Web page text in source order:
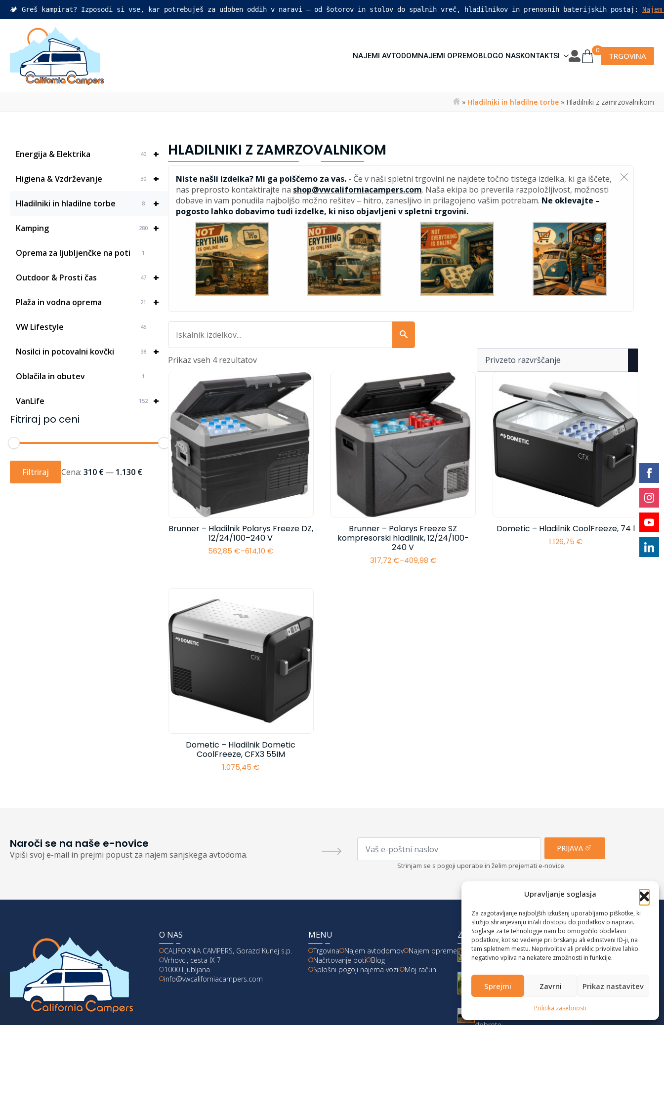
Upravljanje soglasja
Za zagotavljanje najboljših izkušenj uporabljamo piškotke, ki
služijo shranjevanju in/ali dostopu do podatkov o napravi.
Soglasje za te tehnologije nam bo omogočilo obdelavo
podatkov, kot so vedenje pri brskanju ali edinstveni ID-ji, na
tem spletnem mestu. Neprivolitev ali preklic privolitve lahko
negativno vpliva na nekatere zmožnosti in funkcije.
Sprejmi Zavrni Prikaz nastavitev
Politika zasebnosti
🏕️ Greš kampirat? Izposodi si vse, kar potrebuješ za udoben oddih v naravi – od šotorov in stolov do spalnih vreč, hladilnikov in prenosnih baterijskih postaj:
NAJEMI AVTODOMNAJEMI OPREMOBLOGO NASKONTAKTSI
0
TRGOVINA
» Hladilniki in hladilne torbe » Hladilniki z zamrzovalnikom
+
Energija & Elektrika 40
+
Higiena & Vzdrževanje 30
+
Hladilniki in hladilne torbe 8
+
Kamping 280
Oprema za ljubljenčke na poti 1
+
Outdoor & Prosti čas 47
+
Plaža in vodna oprema 21
VW Lifestyle 45
+
Nosilci in potovalni kovčki 38
Oblačila in obutev 1
+
VanLife 152
Fitriraj po ceni
Min
cena
Max
cenaFiltriraj Cena: 310 € — 1.130 €
HLADILNIKI Z ZAMRZOVALNIKOM
Niste našli izdelka? Mi ga poiščemo za vas.- Če v naši spletni trgovini ne najdete točno tistega izdelka, ki ga iščete,
nas preprosto kontaktirajte na shop@vwcaliforniacampers.com. Naša ekipa bo preverila razpoložljivost, možnosti
dobave in vam ponudila najboljšo možno rešitev – hitro, zanesljivo in prilagojeno vašim potrebam. Ne oklevajte –
pogosto lahko dobavimo tudi izdelke, ki niso objavljeni v spletni trgovini.
Iskalnik...
Prikaz vseh 4 rezultatov
Brunner – Hladilnik Polarys Freeze DZ,
12/24/100–240 V
562,85€–614,10€
Cenovni
Brunner – Polarys Freeze SZ
kompresorski hladilnik, 12/24/100-
240 V
317,72€–409,98 €
Cenovni
Dometic – Hladilnik CoolFreeze, 74 l
1.126,75 €
Dometic – Hladilnik Dometic
CoolFreeze, CFX3 55IM
1.075,45 €
Naroči se na naše e-novice
Vpiši svoj e-mail in prejmi popust za najem sanjskega avtodoma.
Email
PRIJAVA
Strinjam se s pogoji uporabe in želim prejemati e-novice.
O NAS
CALIFORNIA CAMPERS, Gorazd Kunej s.p.
Vrhovci, cesta IX 7
1000 Ljubljana
info@vwcaliforniacampers.com
MENU
Trgovina Najem avtodomov Najem opreme
Načrtovanje poti
Blog
Splošni pogoji najema vozil
Moj račun
ZADNJE OBJAVE
Družinski vikend med Karavankami:
Zelenica, Triangel in Stari Ljubelj
Podaljšan vikend na Gorenjskem z otroki:
camper, pohodi in narava
Jesenski vikend na Dolenjskem 2025 –
dobrote